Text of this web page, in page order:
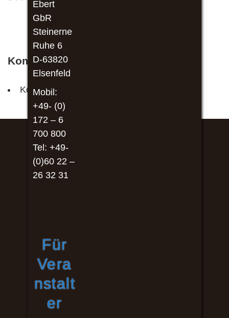
Kommende Veranstaltungen
Keine Veranstaltungen an diesem Ort
Ebert
GbR
Steinerne
Ruhe 6
D-63820
Elsenfeld
Mobil:
+49- (0)
172 – 6
700 800
Tel: +49-
(0)60 22 –
26 32 31
Für
Vera
nstalt
er